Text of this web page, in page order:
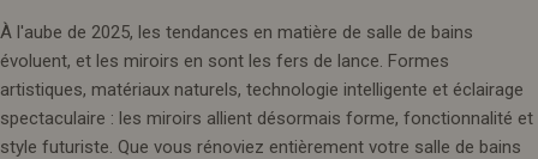
À l'aube de 2025, les tendances en matière de salle de bains
évoluent, et les miroirs en sont les fers de lance. Formes
artistiques, matériaux naturels, technologie intelligente et éclairage
spectaculaire : les miroirs allient désormais forme, fonctionnalité et
style futuriste. Que vous rénoviez entièrement votre salle de bains